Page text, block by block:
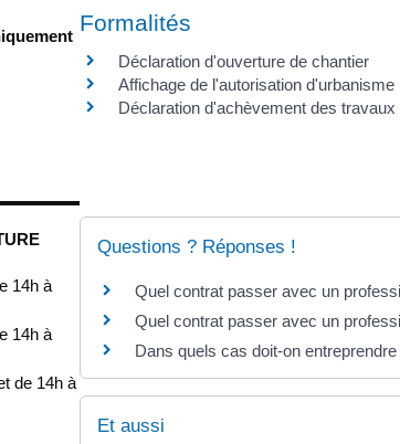
14h à
14h à
de 14h à
Formalités
Déclaration d'ouverture de chantier
Affichage de l'autorisation d'urbanisme
Déclaration d'achèvement des travaux
Questions ? Réponses !
Quel contrat passer avec un
Quel contrat passer avec un
Dans quels cas doit-on
Et aussi